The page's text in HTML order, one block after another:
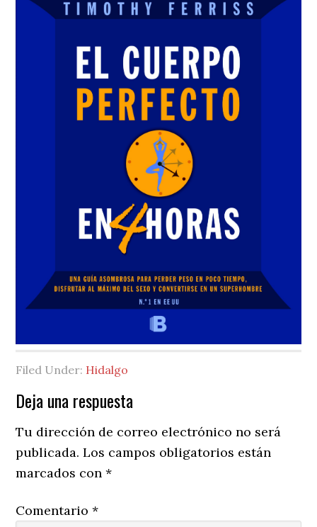
Filed Under: Hidalgo
Reader
Interactions
Deja una respuesta
Tu dirección de correo electrónico no será
publicada. Los campos obligatorios están
marcados con*
Comentario*